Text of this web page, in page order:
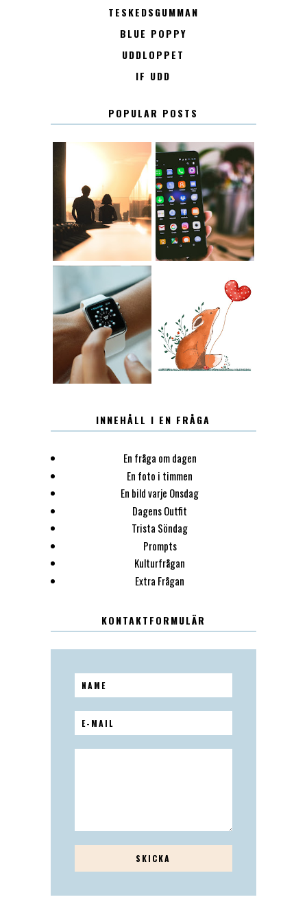
TESKEDSGUMMAN
BLUE POPPY
UDDLOPPET
IF UDD
POPULAR POSTS
KONTAKT KONTAKTLISTA
12.30 LUGN
INNEHÅLL I EN FRÅGA
En fråga om dagen
En foto i timmen
En bild varje Onsdag
Dagens Outfit
Trista Söndag
Prompts
Kulturfrågan
Extra Frågan
KONTAKTFORMULÄR